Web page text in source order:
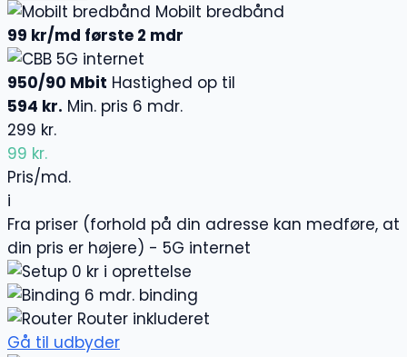
Mobilt bredbånd
99 kr/md første 2 mdr
5G internet
950/90 Mbit Hastighed op til
594 kr. Min. pris 6 mdr.
299 kr.
99 kr.
Pris/md.
i
Fra priser (forhold på din adresse kan medføre, at
din pris er højere) - 5G internet
0 kr i oprettelse
6 mdr. binding
Router inkluderet
Gå til udbyder